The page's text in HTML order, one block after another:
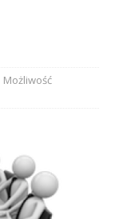
Możliwość